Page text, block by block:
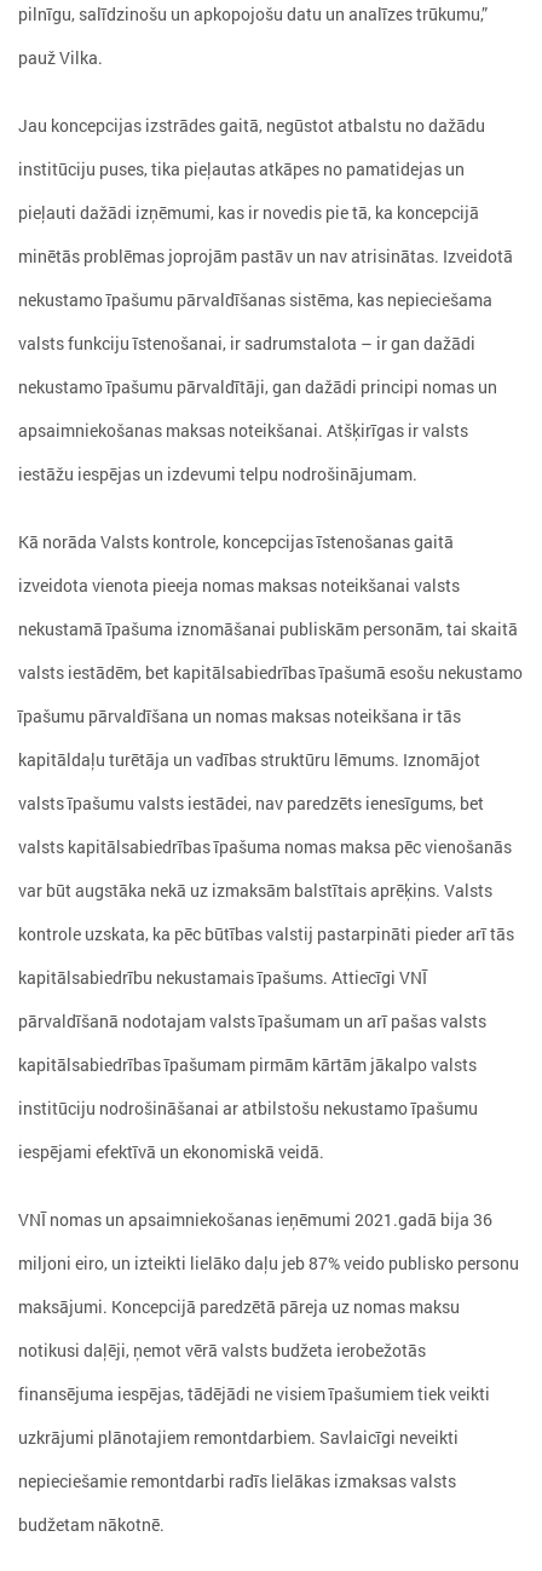
pilnīgu, salīdzinošu un apkopojošu datu un analīzes trūkumu,”
pauž Vilka.
Jau koncepcijas izstrādes gaitā, negūstot atbalstu no dažādu
institūciju puses, tika pieļautas atkāpes no pamatidejas un
pieļauti dažādi izņēmumi, kas ir novedis pie tā, ka koncepcijā
minētās problēmas joprojām pastāv un nav atrisinātas. Izveidotā
nekustamo īpašumu pārvaldīšanas sistēma, kas nepieciešama
valsts funkciju īstenošanai, ir sadrumstalota – ir gan dažādi
nekustamo īpašumu pārvaldītāji, gan dažādi principi nomas un
apsaimniekošanas maksas noteikšanai. Atšķirīgas ir valsts
iestāžu iespējas un izdevumi telpu nodrošinājumam.
Kā norāda Valsts kontrole, koncepcijas īstenošanas gaitā
izveidota vienota pieeja nomas maksas noteikšanai valsts
nekustamā īpašuma iznomāšanai publiskām personām, tai skaitā
valsts iestādēm, bet kapitālsabiedrības īpašumā esošu nekustamo
īpašumu pārvaldīšana un nomas maksas noteikšana ir tās
kapitāldaļu turētāja un vadības struktūru lēmums. Iznomājot
valsts īpašumu valsts iestādei, nav paredzēts ienesīgums, bet
valsts kapitālsabiedrības īpašuma nomas maksa pēc vienošanās
var būt augstāka nekā uz izmaksām balstītais aprēķins. Valsts
kontrole uzskata, ka pēc būtības valstij pastarpināti pieder arī tās
kapitālsabiedrību nekustamais īpašums. Attiecīgi VNĪ
pārvaldīšanā nodotajam valsts īpašumam un arī pašas valsts
kapitālsabiedrības īpašumam pirmām kārtām jākalpo valsts
institūciju nodrošināšanai ar atbilstošu nekustamo īpašumu
iespējami efektīvā un ekonomiskā veidā.
VNĪ nomas un apsaimniekošanas ieņēmumi 2021.gadā bija 36
miljoni eiro, un izteikti lielāko daļu jeb 87% veido publisko personu
maksājumi. Koncepcijā paredzētā pāreja uz nomas maksu
notikusi daļēji, ņemot vērā valsts budžeta ierobežotās
finansējuma iespējas, tādējādi ne visiem īpašumiem tiek veikti
uzkrājumi plānotajiem remontdarbiem. Savlaicīgi neveikti
nepieciešamie remontdarbi radīs lielākas izmaksas valsts
budžetam nākotnē.